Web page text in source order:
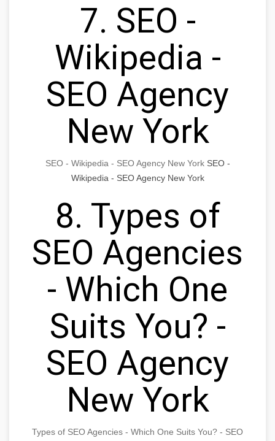
7. SEO -
Wikipedia -
SEO Agency
New York
SEO - Wikipedia - SEO Agency New YorkSEO -
Wikipedia - SEO Agency New York
8. Types of
SEO Agencies
- Which One
Suits You? -
SEO Agency
New York
Types of SEO Agencies - Which One Suits You? - SEO